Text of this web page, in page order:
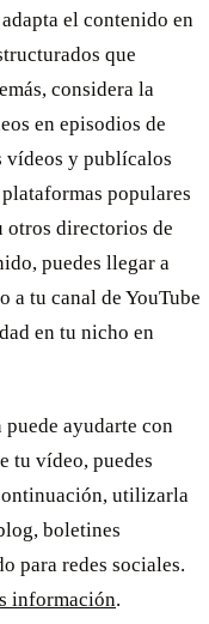
el contenido en
que
considera la
en episodios de
vídeos y publícalos
populares
otros directorios de
puedes llegar a
a tu canal de YouTube
en tu nicho en
puede ayudarte con
tu vídeo, puedes
utilizarla
boletines
para redes sociales.
información.